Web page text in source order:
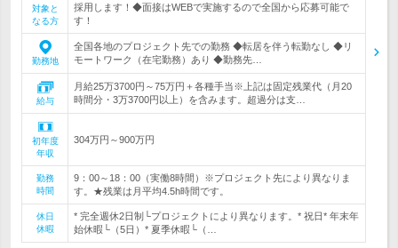
対象と
なる方
採用します！◆面接はWEBで実施するので全国から応募可能で
す！
勤務地
全国各地のプロジェクト先での勤務 ◆転居を伴う転勤なし ◆リ
モートワーク（在宅勤務）あり ◆勤務先…
給与
月給25万3700円～75万円＋各種手当※上記は固定残業代（月20
時間分・3万3700円以上）を含みます。超過分は支…
初年度
年収
304万円～900万円
勤務
時間
9：00～18：00（実働8時間）※プロジェクト先により異なりま
す。★残業は月平均4.5h時間です。
休日
休暇
* 完全週休2日制└プロジェクトにより異なります。* 祝日* 年末年
始休暇└（5日）* 夏季休暇└（…